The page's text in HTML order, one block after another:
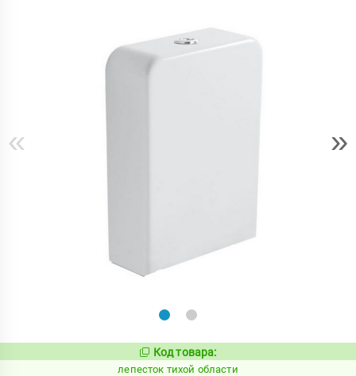
« »
Код:
872063
Код товара:
лепесток тихой области